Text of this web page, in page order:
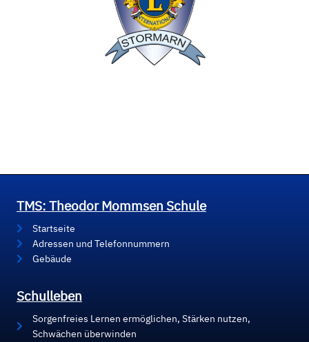
TMS: Theodor Mommsen Schule
Startseite
Adressen und Telefonnummern
Gebäude
Schulleben
Sorgenfreies Lernen ermöglichen, Stärken nutzen,
Schwächen überwinden